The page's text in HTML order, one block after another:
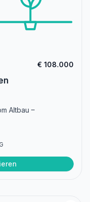
€ 108.000
Altbau –